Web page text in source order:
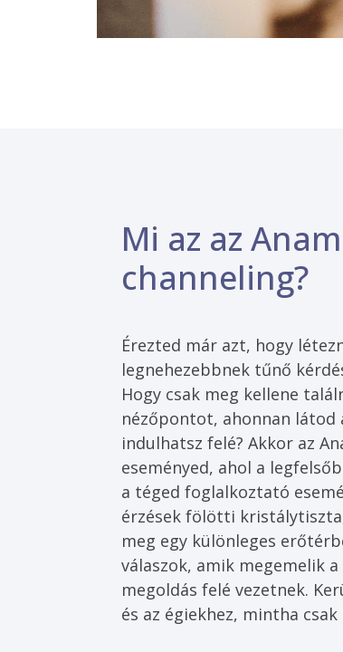
Mi az az
channeling?
Érezted már azt, hogy
legnehezebbnek tűnő
Hogy csak meg kellene
nézőpontot, ahonnan látod
indulhatsz felé? Akkor az
eseményed, ahol a
a téged foglalkoztató
érzések fölötti
meg egy különleges
válaszok, amik megemelik
megoldás felé vezetnek.
és az égiekhez, mintha csak